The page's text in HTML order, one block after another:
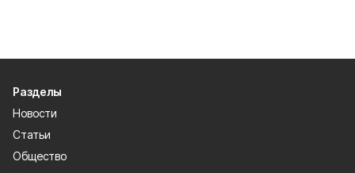
Разделы
Новости
Статьи
Общество